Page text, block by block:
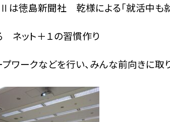
は徳島新聞社 乾様による「就活中も
ネット＋１の習慣作り
ワークなどを行い、みんな前向きに取